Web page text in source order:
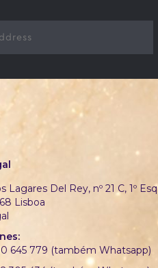
Lagares Del Rey, nº 21 C, 1º Esq
Lisboa
645 779 (também Whatsapp)